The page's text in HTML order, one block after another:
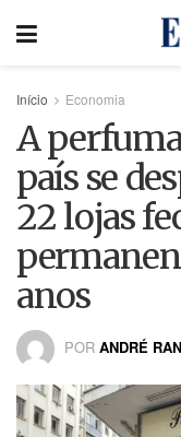
Início Economia
A
país se
22 lojas
anos
POR ANDRÉ